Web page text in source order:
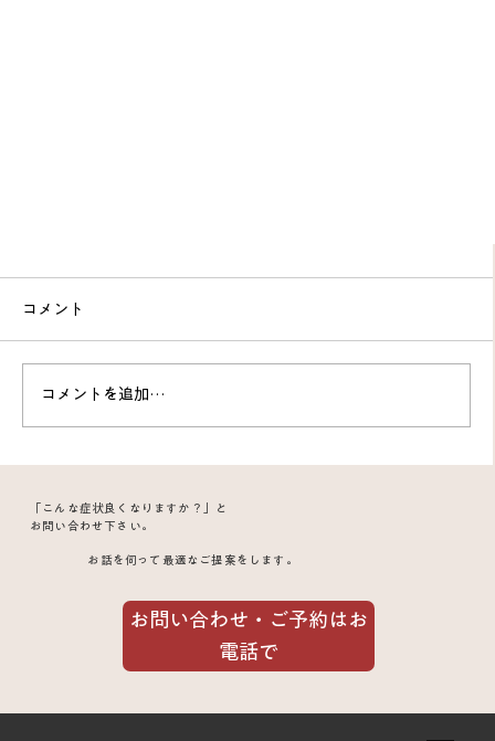
お問い合わせ・ご予約はお
電話で
「こんな症状良くなりますか？」と
お問い合わせ下さい。
お話を伺って最適なご提案をします。
80代女性の“旅行前の体調管理”に鍼灸が効果的だ
った理由｜肩こり・腰痛・ふらつき・食欲不振ま
コメント
コメントを追加…